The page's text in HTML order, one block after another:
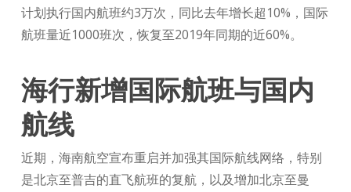
计划执行国内航班约3万次，同比去年增长超10%，国际
航班量近1000班次，恢复至2019年同期的近60%。
海行新增国际航班与国内
航线
近期，海南航空宣布重启并加强其国际航线网络，特别
是北京至普吉的直飞航班的复航，以及增加北京至曼